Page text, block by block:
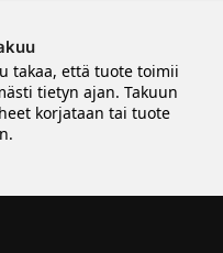
takaa, että tuote toimii
tietyn ajan. Takuun
korjataan tai tuote